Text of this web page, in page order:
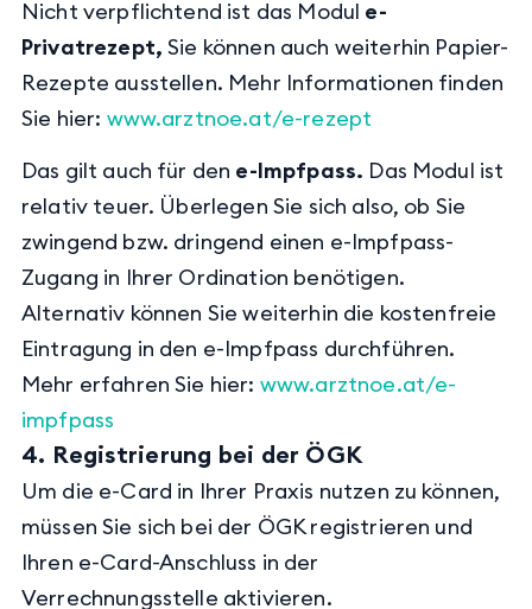
Nicht verpflichtend ist das Modul e-
Privatrezept,Sie können auch weiterhin Papier-
Rezepte ausstellen. Mehr Informationen finden
Sie hier: www.arztnoe.at/e-rezept
Das gilt auch für den e-Impfpass. Das Modul ist
relativ teuer. Überlegen Sie sich also, ob Sie
zwingend bzw. dringend einen e-Impfpass-
Zugang in Ihrer Ordination benötigen.
Alternativ können Sie weiterhin die kostenfreie
Eintragung in den e-Impfpass durchführen.
Mehr erfahren Sie hier: www.arztnoe.at/e-
impfpass
4. Registrierung bei der ÖGK
Um die e-Card in Ihrer Praxis nutzen zu können,
müssen Sie sich bei der ÖGK registrieren und
Ihren e-Card-Anschluss in der
Verrechnungsstelle aktivieren.